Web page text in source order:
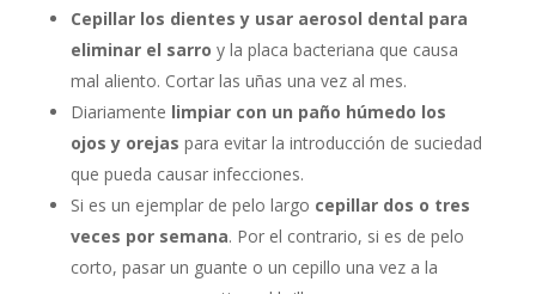
Cepillar los dientes y usar aerosol dental para
eliminar el sarro y la placa bacteriana que causa
mal aliento. Cortar las uñas una vez al mes.
Diariamente limpiar con un paño húmedo los
ojos y orejas para evitar la introducción de suciedad
que pueda causar infecciones.
Si es un ejemplar de pelo largo cepillar dos o tres
veces por semana. Por el contrario, si es de pelo
corto, pasar un guante o un cepillo una vez a la